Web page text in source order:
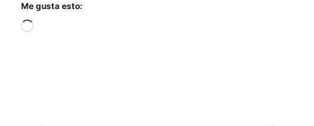
Me gusta esto:
Cargando...